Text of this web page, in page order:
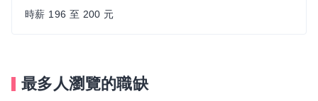
時薪 196 至 200 元
最多人瀏覽的職缺